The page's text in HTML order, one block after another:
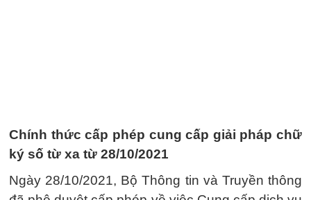
Chính thức cấp phép cung cấp giải pháp chữ
ký số từ xa từ 28/10/2021
Ngày 28/10/2021, Bộ Thông tin và Truyền thông